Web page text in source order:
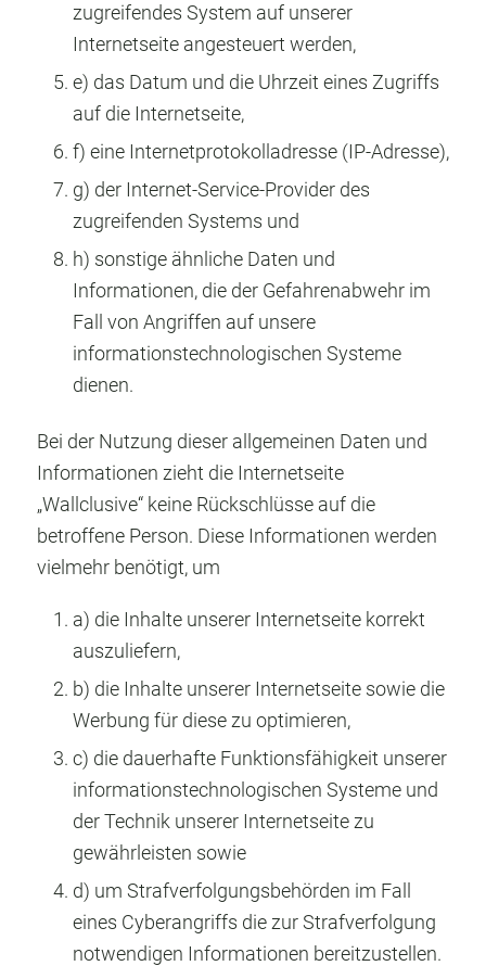
zugreifendes System auf unserer
Internetseite angesteuert werden,
e) das Datum und die Uhrzeit eines Zugriffs
auf die Internetseite,
f) eine Internetprotokolladresse (IP-Adresse),
g) der Internet-Service-Provider des
zugreifenden Systems und
h) sonstige ähnliche Daten und
Informationen, die der Gefahrenabwehr im
Fall von Angriffen auf unsere
informationstechnologischen Systeme
dienen.
Bei der Nutzung dieser allgemeinen Daten und
Informationen zieht die Internetseite
„Wallclusive“ keine Rückschlüsse auf die
betroffene Person. Diese Informationen werden
vielmehr benötigt, um
a) die Inhalte unserer Internetseite korrekt
auszuliefern,
b) die Inhalte unserer Internetseite sowie die
Werbung für diese zu optimieren,
c) die dauerhafte Funktionsfähigkeit unserer
informationstechnologischen Systeme und
der Technik unserer Internetseite zu
gewährleisten sowie
d) um Strafverfolgungsbehörden im Fall
eines Cyberangriffs die zur Strafverfolgung
notwendigen Informationen bereitzustellen.